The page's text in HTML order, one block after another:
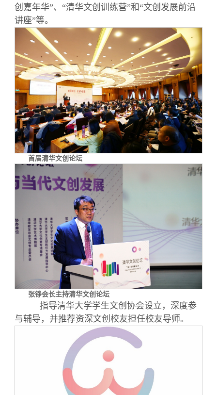
创嘉年华”、“清华文创训练营”和“文创发展前沿
讲座”等。
首届清华文创论坛
张铮会长主持清华文创论坛
指导清华大学学生文创协会设立，深度参
与辅导，并推荐资深文创校友担任校友导师。